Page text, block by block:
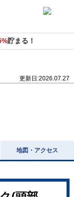
貯まる！
更新日:2026.07.27
地図・アクセス